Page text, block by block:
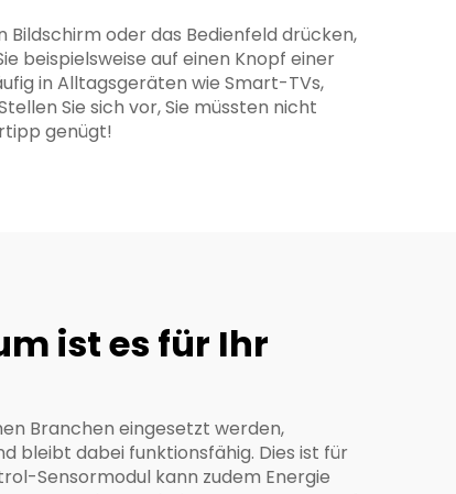
oder das Bedienfeld drücken,
beispielsweise auf einen Knopf einer
in Alltagsgeräten wie Smart-TVs,
Sie sich vor, Sie müssten nicht
genügt!
ist es für Ihr
Branchen eingesetzt werden,
bleibt dabei funktionsfähig. Dies ist für
Sensormodul kann zudem Energie